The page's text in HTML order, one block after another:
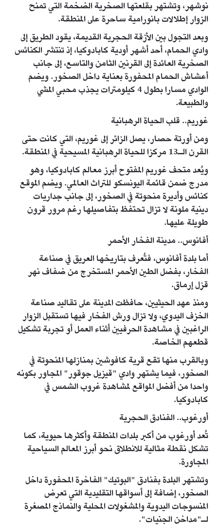
نوشهر، وتشتهر بقلعتها الصخرية الضخمة التي تمنح
الزوار إطلالات بانورامية ساحرة على المنطقة.
وبعد التجول بين الأزقة الحجرية القديمة، يقود الطريق إلى
وادي الحمام، أحد أشهر أودية كابادوكيا، إذ تنتشر الكنائس
الصخرية العائدة إلى القرنين الثامن والتاسع، إلى جانب
أعشاش الحمام المحفورة بعناية داخل الصخور. ويضم
الوادي مسارا بطول 4 كيلومترات يجذب محبي المشي
والطبيعة.
غوريم.. قلب الحياة الرهبانية
ومن أورتة حصار، يصل الزائر إلى غوريم، التي كانت حتى
القرن الـ13 مركزا للحياة الرهبانية المسيحية في المنطقة.
ويُعد متحف غوريم المفتوح أبرز معالم كابادوكيا، وهو
مدرج ضمن قائمة اليونسكو للتراث العالمي. ويضم الموقع
كنائس وأديرة منحوتة في الصخور، إلى جانب جداريات
دينية ملونة لا تزال تحتفظ بتفاصيلها رغم مرور قرون
طويلة عليها.
أفانوس.. مدينة الفخار الأحمر
أما بلدة أفانوس، فتُعرف بتاريخها العريق في صناعة
الفخار، بفضل الطين الأحمر المستخرج من ضفاف نهر
قزل إرماق.
ومنذ عهد الحيثيين، حافظت المدينة على تقاليد صناعة
الخزف اليدوي، ولا تزال ورش الفخار فيها تستقبل الزوار
الراغبين في مشاهدة الحرفيين أثناء العمل أو تجربة تشكيل
قطعهم الخاصة.
وبالقرب منها تقع قرية كافوشين بمنازلها المنحوتة في
الصخور، فيما يشتهر وادي "قيزيل جوقور" المجاور بكونه
واحدا من أفضل المواقع لمشاهدة غروب الشمس في
كابادوكيا.
أورغوب.. الفنادق الحجرية
تُعد أورغوب من أكبر بلدات المنطقة وأكثرها حيوية، كما
تشكل نقطة مثالية للانطلاق نحو أبرز المعالم السياحية
المجاورة.
وتشتهر البلدة بفنادق "البوتيك" الفاخرة المحفورة داخل
الصخور، إضافة إلى أسواقها التقليدية التي تعرض
المنسوجات اليدوية والمشغولات المحلية والنماذج المصغرة
لـ"مداخن الجنيات".